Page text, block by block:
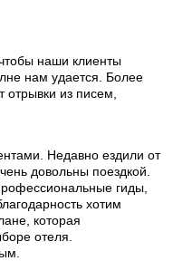
наши клиенты
нам удается. Более
из писем,
Недавно ездили от
довольны поездкой.
гиды,
хотим
которая
отеля.